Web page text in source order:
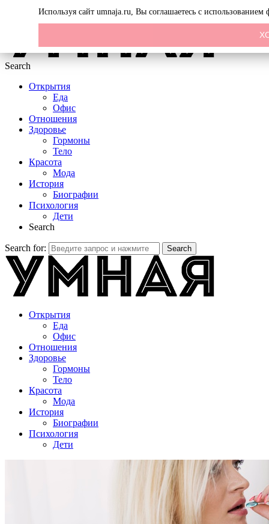
Search
Открытия
Еда
Офис
Отношения
Здоровье
Гормоны
Тело
Красота
Мода
История
Биографии
Психология
Дети
Search
Search for: Search
Открытия
Еда
Офис
Отношения
Здоровье
Гормоны
Тело
Красота
Мода
История
Биографии
Психология
Дети
Используя сайт umnaja.ru, Вы соглашаетесь с использованием